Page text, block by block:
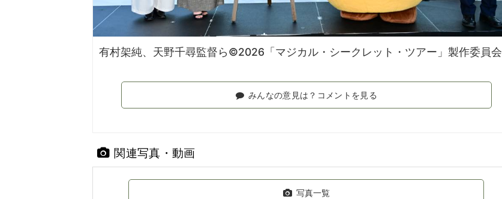
有村架純、天野千尋監督ら©2026「マジカル・シークレット・ツアー」製作委員会
みんなの意見は？コメントを見る
関連写真・動画
写真一覧